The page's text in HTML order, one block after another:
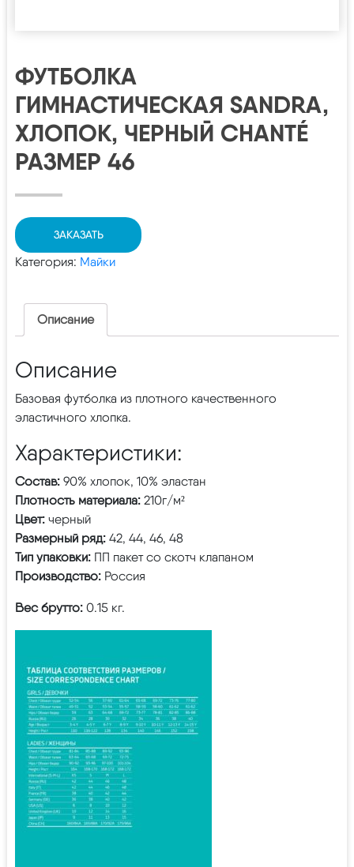
ФУТБОЛКА
ГИМНАСТИЧЕСКАЯ SANDRA,
ХЛОПОК, ЧЕРНЫЙ CHANTÉ
РАЗМЕР 46
ЗАКАЗАТЬ
Категория: Майки
Описание
Описание
Базовая футболка из плотного качественного
эластичного хлопка.
Характеристики:
Состав: 90% хлопок, 10% эластан
Плотность материала: 210г/м²
Цвет: черный
Размерный ряд: 42, 44, 46, 48
Тип упаковки: ПП пакет со скотч клапаном
Производство: Россия
Вес брутто: 0.15 кг.